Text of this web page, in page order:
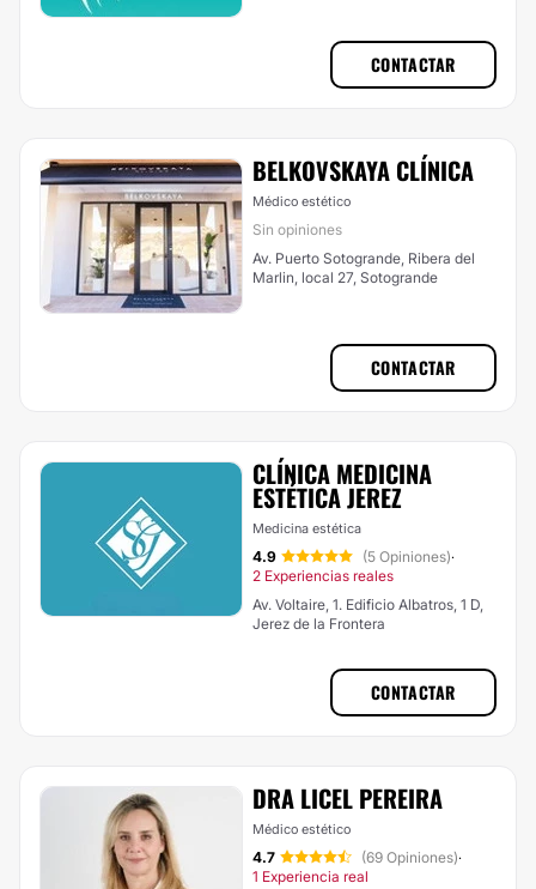
CONTACTAR
BELKOVSKAYA CLÍNICA
Médico estético
Sin opiniones
Av. Puerto Sotogrande, Ribera del
Marlin, local 27, Sotogrande
CONTACTAR
CLÍNICA MEDICINA
ESTÉTICA JEREZ
Medicina estética
4.9 (5 Opiniones)·
2 Experiencias reales
Av. Voltaire, 1. Edificio Albatros, 1 D,
Jerez de la Frontera
CONTACTAR
DRA LICEL PEREIRA
Médico estético
4.7 (69 Opiniones)·
1 Experiencia real